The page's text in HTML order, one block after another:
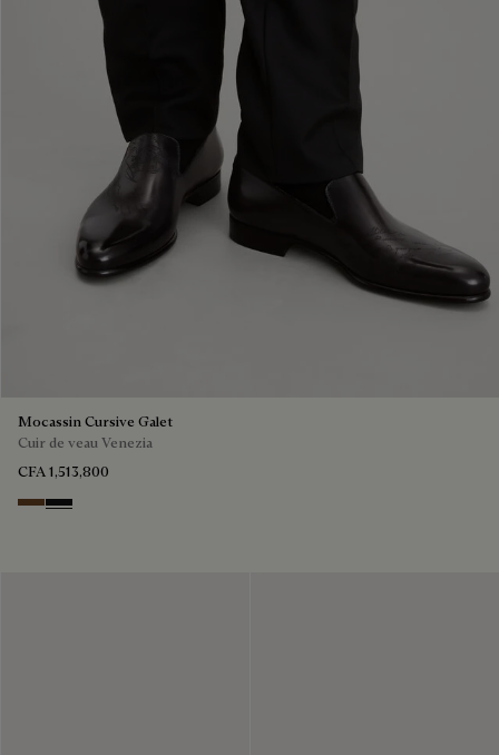
Mocassin Cursive Galet
Cuir de veau Venezia
CFA 1,513,800
TOBACCO BIS
NERO GRIGIO